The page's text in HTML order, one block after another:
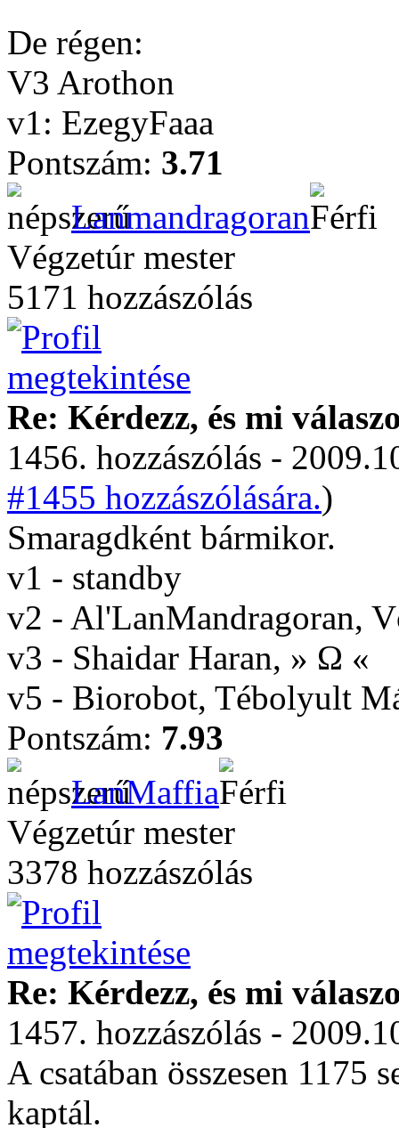
De régen:
V3 Arothon
v1: EzegyFaaa
Pontszám: 3.71
Lanmandragoran
Végzetúr mester
5171 hozzászólás
Re: Kérdezz, és mi
1456. hozzászólás -
#1455 hozzászólására.)
Smaragdként bármikor.
v1 - standby
v2 - Al'LanMandragoran,
v3 - Shaidar Haran, » Ω «
v5 - Biorobot, Tébolyult
Pontszám: 7.93
LanMaffia
Végzetúr mester
3378 hozzászólás
Re: Kérdezz, és mi
1457. hozzászólás -
A csatában összesen 1175
kaptál.